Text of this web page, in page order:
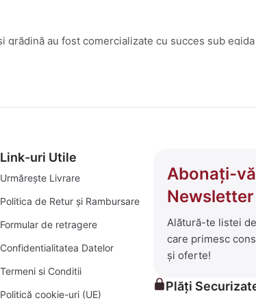
grădină au fost comercializate cu succes sub
înseamnă bricolaj, amenajări și soluții practice
depozitare și decor.
pentru seri în aer liber, șezlonguri confortabile
pentru orice proiect, mic sau mare.
verde și prosperă.
Link-uri Utile
Urmărește Livrare
Politica de Retur și Rambursare
Formular de retragere
Confidentialitatea Datelor
Termeni si Conditii
Politică cookie-uri (UE)
Abonați-
Newsletter
Alătură-te listei
care primesc
și oferte!
Plăți